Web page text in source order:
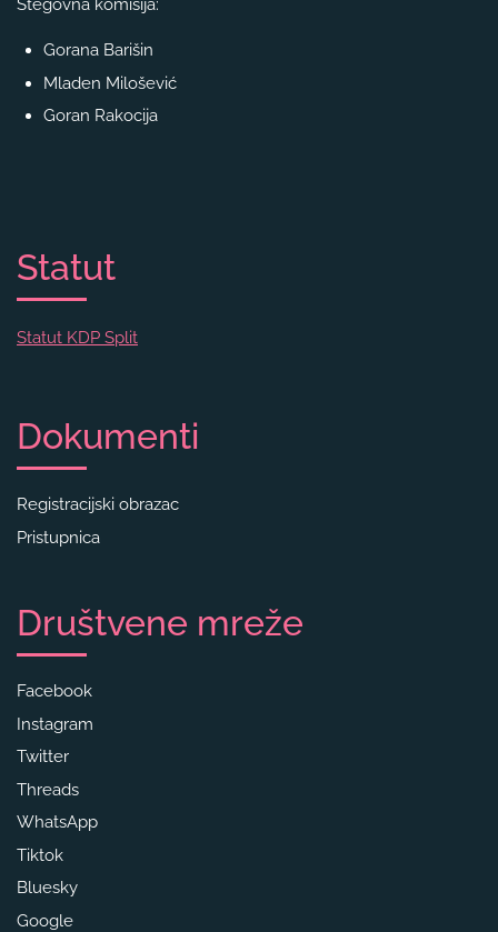
Stegovna komisija:
Gorana Barišin
Mladen Milošević
Goran Rakocija
Statut
Statut KDP Split
Dokumenti
Registracijski obrazac
Pristupnica
Društvene mreže
Facebook
Instagram
Twitter
Threads
WhatsApp
Tiktok
Bluesky
Google